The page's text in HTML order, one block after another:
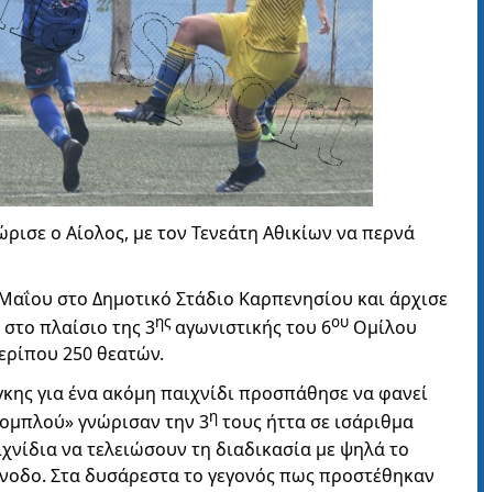
ο Αίολος, με τον Τενεάτη Αθικίων να περνά
στο Δημοτικό Στάδιο Καρπενησίου και άρχισε
πλαίσιο της 3ης αγωνιστικής του 6ου Ομίλου
250 θεατών.
για ένα ακόμη παιχνίδι προσπάθησε να φανεί
γνώρισαν την 3η τους ήττα σε ισάριθμα
να τελειώσουν τη διαδικασία με ψηλά το
Στα δυσάρεστα το γεγονός πως προστέθηκαν